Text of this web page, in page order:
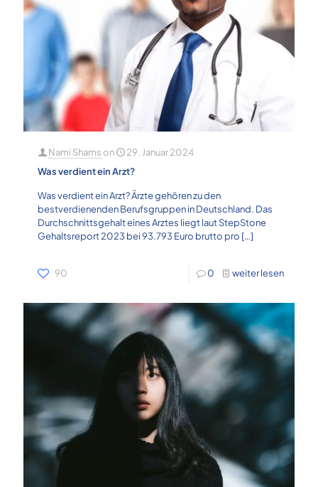
Nami Shams on
29. Januar 2024
Was verdient ein Arzt?
Was verdient ein Arzt? Ärzte gehören zu den
bestverdienenden Berufsgruppen in Deutschland. Das
Durchschnittsgehalt eines Arztes liegt laut StepStone
Gehaltsreport 2023 bei 93.793 Euro brutto pro […]
90 0 weiter lesen